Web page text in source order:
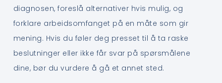
diagnosen, foreslå alternativer hvis mulig, og
forklare arbeidsomfanget på en måte som gir
mening. Hvis du føler deg presset til å ta raske
beslutninger eller ikke får svar på spørsmålene
dine, bør du vurdere å gå et annet sted.